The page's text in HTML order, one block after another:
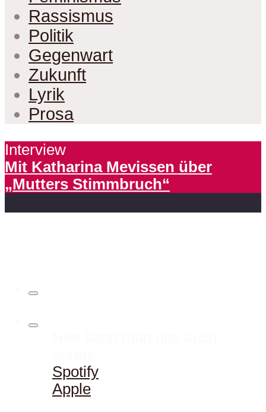
Rassismus
Politik
Gegenwart
Zukunft
Lyrik
Prosa
Interview
Mit Katharina Mevissen über
„Mutters Stimmbruch“
Spotify
Apple